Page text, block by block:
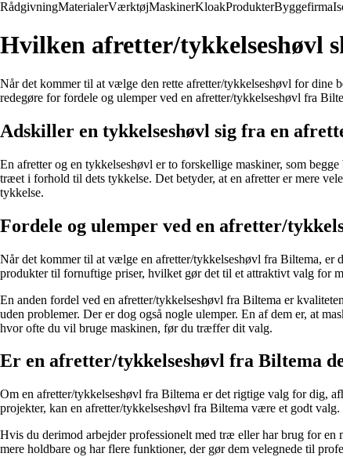
RådgivningMaterialerVærktøjMaskinerKloakProdukterByggefirma
Hvilken afretter/tykkelseshøvl
Når det kommer til at vælge den rette afretter/tykkelseshøvl for dine
redegøre for fordele og ulemper ved en afretter/tykkelseshøvl fra
Adskiller en tykkelseshøvl sig fra en
En afretter og en tykkelseshøvl er to forskellige maskiner, som
træet i forhold til dets tykkelse. Det betyder, at en afretter er mere
tykkelse.
Fordele og ulemper ved en afretter/
Når det kommer til at vælge en afretter/tykkelseshøvl fra Biltema, er
produkter til fornuftige priser, hvilket gør det til et attraktivt valg for
En anden fordel ved en afretter/tykkelseshøvl fra Biltema er
uden problemer. Der er dog også nogle ulemper. En af dem er, at
hvor ofte du vil bruge maskinen, før du træffer dit valg.
Er en afretter/tykkelseshøvl fra Biltema
Om en afretter/tykkelseshøvl fra Biltema er det rigtige valg for dig,
projekter, kan en afretter/tykkelseshøvl fra Biltema være et godt
Hvis du derimod arbejder professionelt med træ eller har brug for
mere holdbare og har flere funktioner, der gør dem velegnede til